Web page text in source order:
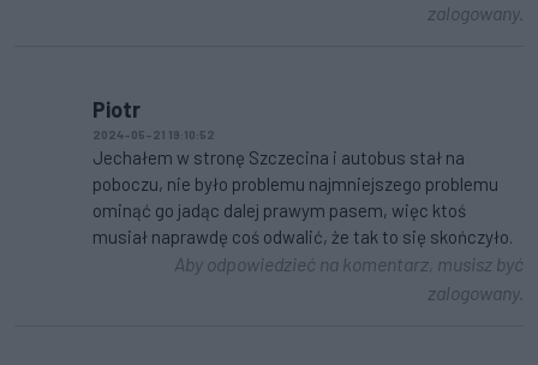
zalogowany.
Piotr
2024-05-21 19:10:52
Jechałem w stronę Szczecina i autobus stał na
poboczu, nie było problemu najmniejszego problemu
ominąć go jadąc dalej prawym pasem, więc ktoś
musiał naprawdę coś odwalić, że tak to się skończyło.
Aby odpowiedzieć na komentarz, musisz być
zalogowany.